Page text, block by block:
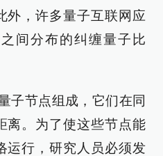
外，许多量子互联网应
间分布的纠缠量子比
子节点组成，它们在同
离。为了使这些节点能
运行，研究人员必须发